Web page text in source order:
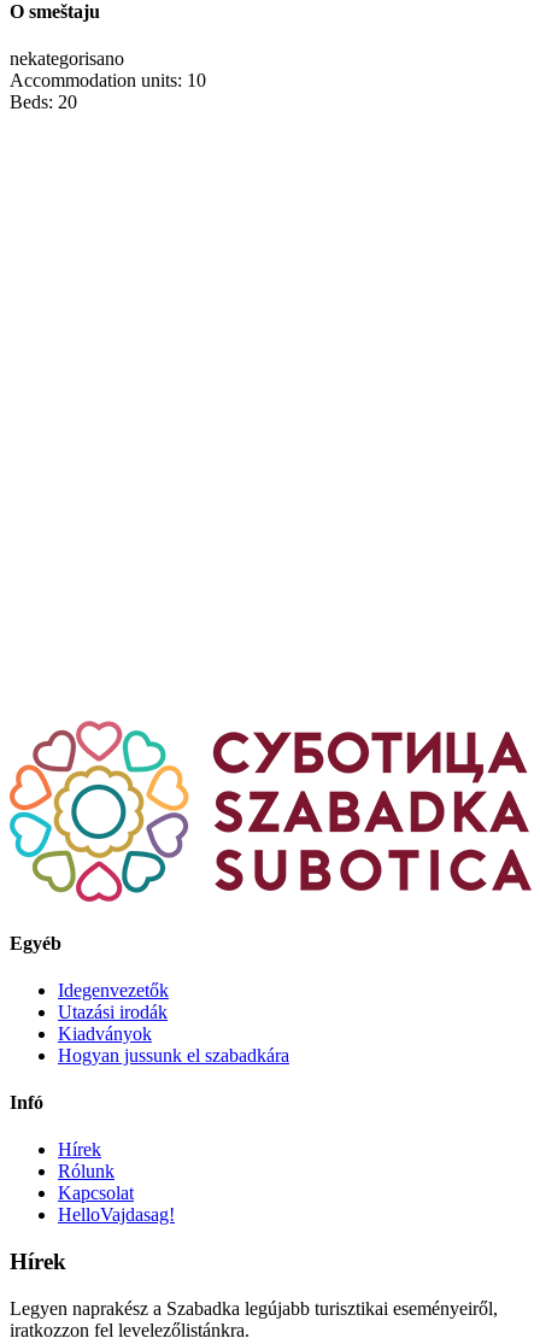
O smeštaju
nekategorisano
Accommodation units: 10
Beds: 20
Egyéb
Idegenvezetők
Utazási irodák
Kiadványok
Hogyan jussunk el szabadkára
Infó
Hírek
Rólunk
Kapcsolat
HelloVajdasag!
Hírek
Legyen naprakész a Szabadka legújabb turisztikai eseményeiről,
iratkozzon fel levelezőlistánkra.